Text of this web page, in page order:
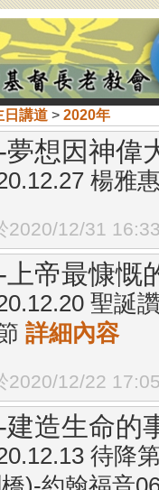
日講道> 2020年
夢想因神偉
楊雅
2020/12/31
上帝最慷慨
聖誕
詳細內容
2020/12/22
建造生命的
待降